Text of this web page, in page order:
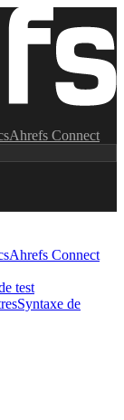
Ahrefs Connect
Ahrefs Connect
test
Syntaxe de